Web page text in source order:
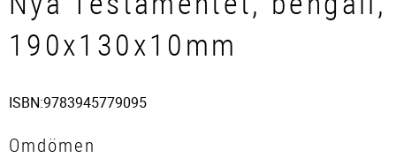
190x130x10mm
ISBN:9783945779095
Omdömen